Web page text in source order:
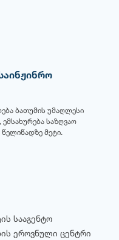
ბათუმის უმაღლესი
საზღვაო
მეტი.
სააგენტო
ეროვნული ცენტრი